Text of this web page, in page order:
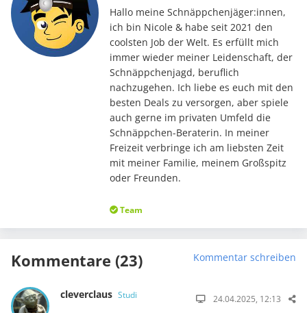
Hallo meine Schnäppchenjäger:innen,
ich bin Nicole & habe seit 2021 den
coolsten Job der Welt. Es erfüllt mich
immer wieder meiner Leidenschaft, der
Schnäppchenjagd, beruflich
nachzugehen. Ich liebe es euch mit den
besten Deals zu versorgen, aber spiele
auch gerne im privaten Umfeld die
Schnäppchen-Beraterin. In meiner
Freizeit verbringe ich am liebsten Zeit
mit meiner Familie, meinem Großspitz
oder Freunden.
Team
Kommentare (23) Kommentar schreiben
cleverclaus Studi 24.04.2025, 12:13